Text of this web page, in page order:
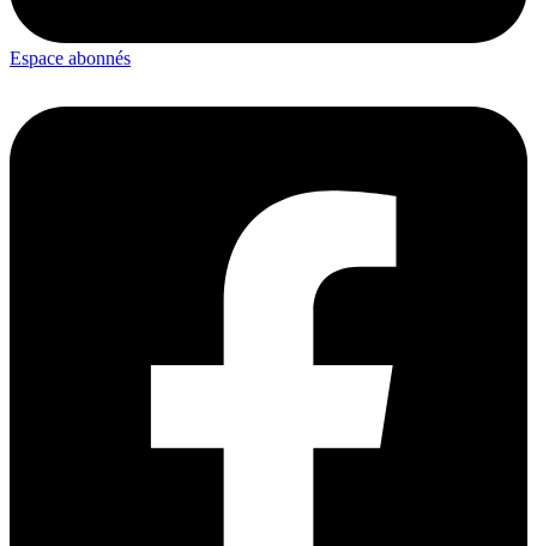
Espace abonnés